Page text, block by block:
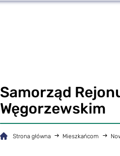
Samorząd
Węgorzewskim
Strona główna Mieszkańcom